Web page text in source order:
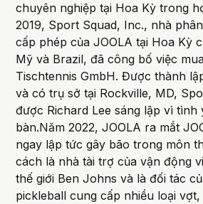
chuyên nghiệp tại Hoa Kỳ trong
2019, Sport Squad, Inc., nhà
cấp phép của JOOLA tại Hoa Kỳ
Mỹ và Brazil, đã công bố việc
Tischtennis GmbH. Được thành
và có trụ sở tại Rockville, MD,
được Richard Lee sáng lập vì tình
bàn.Năm 2022, JOOLA ra mắt
ngay lập tức gây bão trong môn
cách là nhà tài trợ của vận động
thế giới Ben Johns và là đối tác
pickleball cung cấp nhiều loại